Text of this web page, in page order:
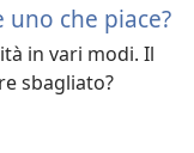
uno che piace?
in vari modi. Il
sbagliato?